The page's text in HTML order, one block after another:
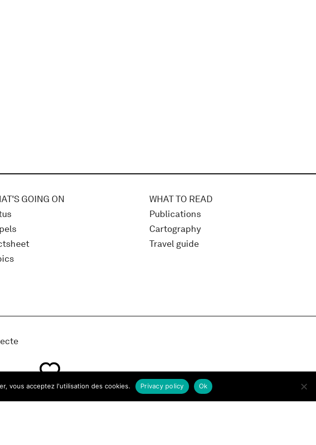
GOING ON
WHAT TO READ
Publications
Cartography
Travel guide
vous acceptez l'utilisation des cookies. Ok
Privacy policy